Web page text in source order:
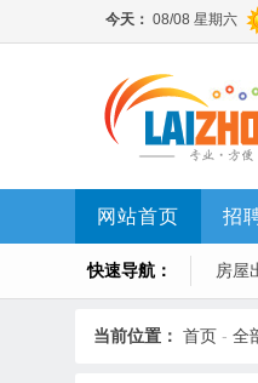
网站首页 招
快速导航： 房屋
当前位置： 首页 - 全